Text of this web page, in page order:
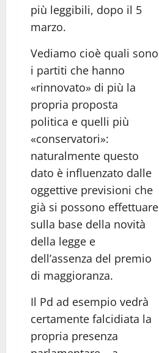
più leggibili, dopo il 5
marzo.
Vediamo cioè quali sono
i partiti che hanno
«rinnovato» di più la
propria proposta
politica e quelli più
«conservatori»:
naturalmente questo
dato è influenzato dalle
oggettive previsioni che
già si possono effettuare
sulla base della novità
della legge e
dell’assenza del premio
di maggioranza.
Il Pd ad esempio vedrà
certamente falcidiata la
propria presenza